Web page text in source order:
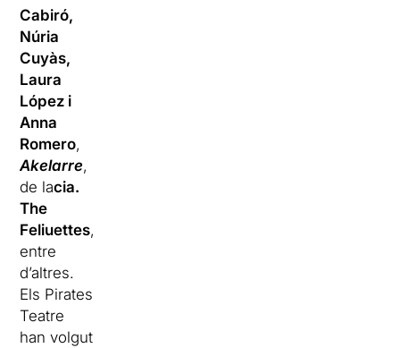
Cabiró,
Núria
Cuyàs,
Laura
López i
Anna
Romero,
Akelarre,
de lacia.
The
Feliuettes,
entre
d’altres.
Els Pirates
Teatre
han volgut